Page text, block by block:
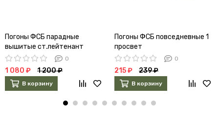
Погоны ФСБ парадные
вышитые ст.лейтенант
0
1 080 ₽ 1 200 ₽
В корзину
Погоны ФСБ повседневные 1
просвет
0
215 ₽ 239 ₽
В корзину